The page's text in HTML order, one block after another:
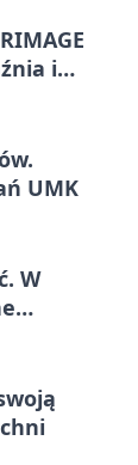
i
UMK
W